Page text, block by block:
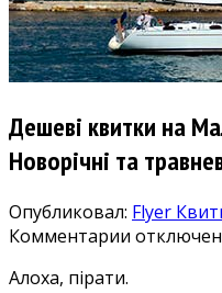
Дешеві квитки на
Новорічні та
Опубликовал: Flyer
Комментарии к
Алоха, пірати.